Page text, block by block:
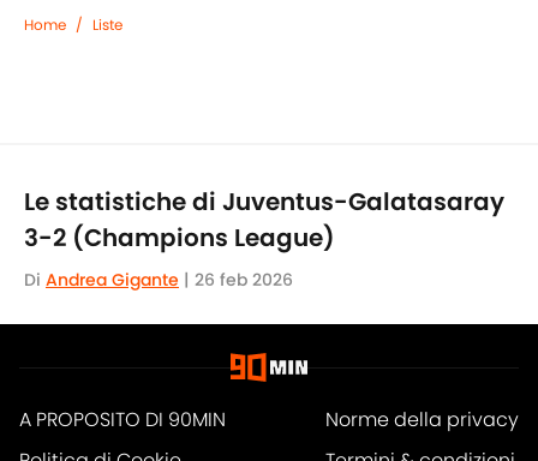
Home / Liste
Le statistiche di Juventus-Galatasaray
3-2 (Champions League)
Di Andrea Gigante | 26 feb 2026
A PROPOSITO DI 90MIN
Norme della privacy